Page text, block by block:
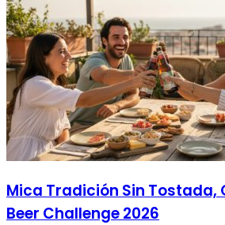
Mica Tradición Sin Tostada,
Beer Challenge 2026